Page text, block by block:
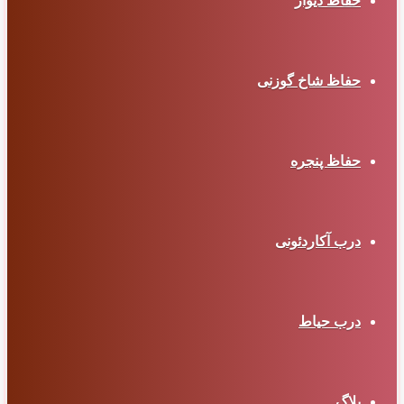
حفاظ شاخ گوزنی
حفاظ پنجره
درب آکاردئونی
درب حیاط